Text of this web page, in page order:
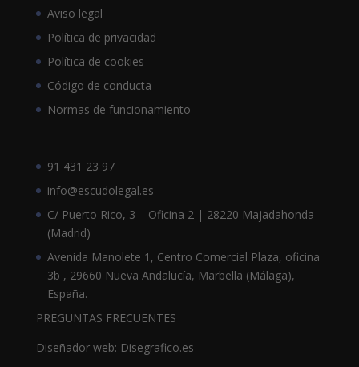
Aviso legal
Política de privacidad
Política de cookies
Código de conducta
Normas de funcionamiento
91 431 23 97
info@escudolegal.es
C/ Puerto Rico, 3 – Oficina 2 | 28220 Majadahonda
(Madrid)
Avenida Manolete 1, Centro Comercial Plaza, oficina
3b , 29660 Nueva Andalucía, Marbella (Málaga),
España.
PREGUNTAS FRECUENTES
Diseñador web: Disegrafico.es